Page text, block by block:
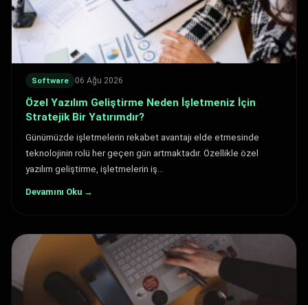
Software 06 Ağu 2026
Özel Yazılım Geliştirme Neden İşletmeniz İçin
Stratejik Bir Yatırımdır?
Günümüzde işletmelerin rekabet avantajı elde etmesinde
teknolojinin rolü her geçen gün artmaktadır. Özellikle özel
yazılım geliştirme, işletmelerin iş…
Devamını Oku →